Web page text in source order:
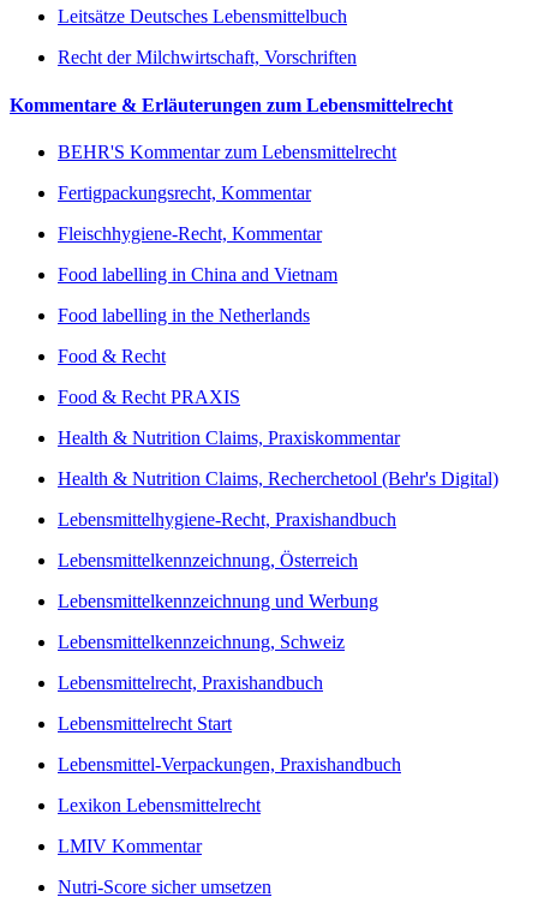
Leitsätze Deutsches Lebensmittelbuch
Recht der Milchwirtschaft, Vorschriften
Kommentare & Erläuterungen zum Lebensmittelrecht
BEHR'S Kommentar zum Lebensmittelrecht
Fertigpackungsrecht, Kommentar
Fleischhygiene-Recht, Kommentar
Food labelling in China and Vietnam
Food labelling in the Netherlands
Food & Recht
Food & Recht PRAXIS
Health & Nutrition Claims, Praxiskommentar
Health & Nutrition Claims, Recherchetool (Behr's Digital)
Lebensmittelhygiene-Recht, Praxishandbuch
Lebensmittelkennzeichnung, Österreich
Lebensmittelkennzeichnung und Werbung
Lebensmittelkennzeichnung, Schweiz
Lebensmittelrecht, Praxishandbuch
Lebensmittelrecht Start
Lebensmittel-Verpackungen, Praxishandbuch
Lexikon Lebensmittelrecht
LMIV Kommentar
Nutri-Score sicher umsetzen